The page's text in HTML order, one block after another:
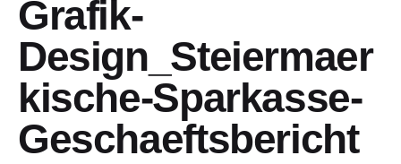
Grafik-
Design_Steiermaer
kische-Sparkasse-
Geschaeftsbericht